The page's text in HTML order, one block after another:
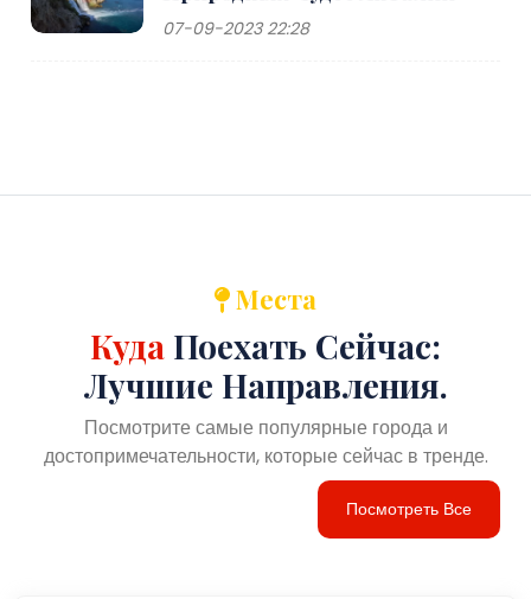
07-09-2023 22:28
Места
Куда Поехать Сейчас:
Лучшие Направления.
Посмотрите самые популярные города и
достопримечательности, которые сейчас в тренде.
Посмотреть Все